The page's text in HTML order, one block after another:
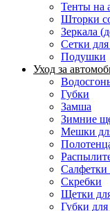
Тенты на
Шторки
Зеркала
Сетки
Подушки
Уход за
Губки
Замша
Зимние
Мешки
Скребки
Щетки
Губки для